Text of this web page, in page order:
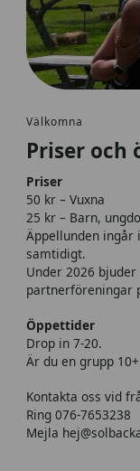
Välkomna
Priser och
Priser
50 kr – Vuxna
25 kr – Barn,
Äppellunden ingår
samtidigt.
Under 2026
partnerföreningar
Öppettider
Drop in 7-20.
Är du en grupp
Kontakta oss vid
Ring 076-7653238
Mejla